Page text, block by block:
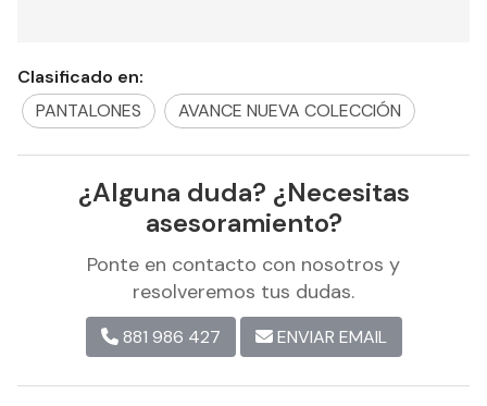
Clasificado en:
PANTALONES
AVANCE NUEVA COLECCIÓN
¿Alguna duda? ¿Necesitas
asesoramiento?
Ponte en contacto con nosotros y
resolveremos tus dudas.
881 986 427 ENVIAR EMAIL